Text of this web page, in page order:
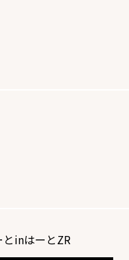
inはーとZR